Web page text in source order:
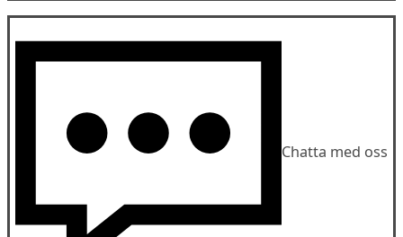
Chatta med oss